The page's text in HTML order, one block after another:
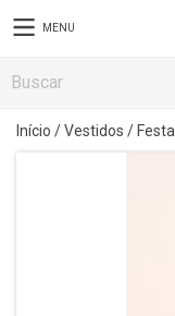
MENU
Início /Vestidos / Festa